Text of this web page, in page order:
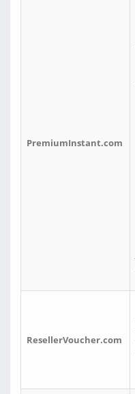
PremiumInstant.com
ResellerVoucher.com